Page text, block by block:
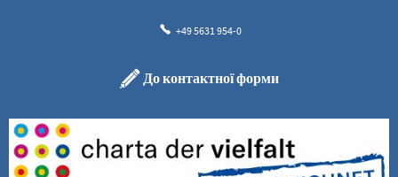
+49 5631 954-0
До контактної форми